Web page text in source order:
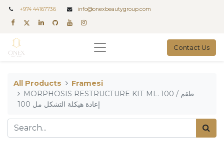
+974 44167736 info@onexbeautygroup.com
Contact Us
All Products
Framesi
MORPHOSIS RESTRUCTURE KIT ML. 100 / طقم
إعادة هيكلة التشكل مل 100